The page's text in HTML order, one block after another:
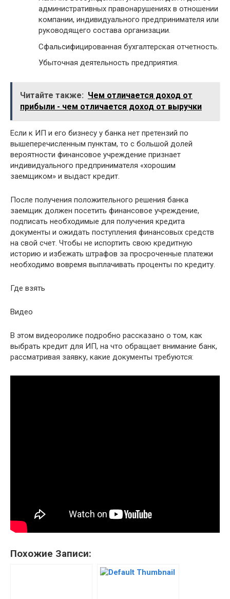
административных правонарушениях в отношении
компании, индивидуального предпринимателя или
руководящего состава организации.
Сфальсифицированная бухгалтерская отчетность.
Убыточная деятельность предприятия.
Читайте также: Чем отличается доход от
прибыли - чем отличается доход от выручки
Если к ИП и его бизнесу у банка нет претензий по
вышеперечисленным пунктам, то с большой долей
вероятности финансовое учреждение признает
индивидуального предпринимателя «хорошим
заемщиком» и выдаст кредит.
После получения положительного решения банка
заемщик должен посетить финансовое учреждение,
подписать необходимые для получения кредита
документы и ожидать поступления финансовых средств
на свой счет. Чтобы не испортить свою кредитную
историю и избежать штрафов за просроченные платежи
необходимо вовремя выплачивать проценты по кредиту.
Где взять
Видео
В этом видеоролике подробно рассказано о том, как
выбрать кредит для ИП, на что обращает внимание банк,
рассматривая заявку, какие документы требуются:
Похожие Записи: